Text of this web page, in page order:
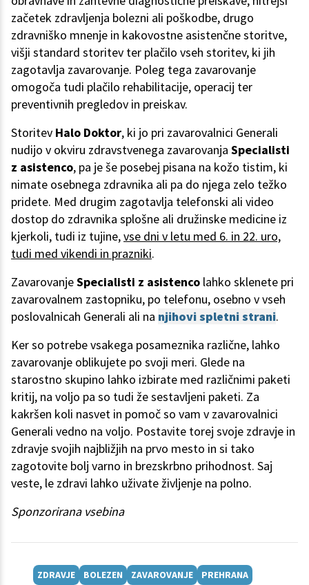
začetek zdravljenja bolezni ali poškodbe, drugo
zdravniško mnenje in kakovostne asistenčne storitve,
višji standard storitev ter plačilo vseh storitev, ki jih
zagotavlja zavarovanje. Poleg tega zavarovanje
omogoča tudi plačilo rehabilitacije, operacij ter
preventivnih pregledov in preiskav.
Storitev Halo Doktor, ki jo pri zavarovalnici Generali
nudijo v okviru zdravstvenega zavarovanja Specialisti
z asistenco, pa je še posebej pisana na kožo tistim, ki
nimate osebnega zdravnika ali pa do njega zelo težko
pridete. Med drugim zagotavlja telefonski ali video
dostop do zdravnika splošne ali družinske medicine iz
kjerkoli, tudi iz tujine,vse dni v letu med 6. in 22. uro,
tudi med vikendi in prazniki.
ZavarovanjeSpecialisti z asistenco lahko sklenete pri
zavarovalnem zastopniku, po telefonu, osebno v vseh
poslovalnicah Generali ali na njihovi spletni strani.
Ker so potrebe vsakega posameznika različne, lahko
zavarovanje oblikujete po svoji meri. Glede na
starostno skupino lahko izbirate med različnimi paketi
kritij, na voljo pa so tudi že sestavljeni paketi. Za
kakršen koli nasvet in pomoč so vam v zavarovalnici
Generali vedno na voljo. Postavite torej svoje zdravje in
zdravje svojih najbližjih na prvo mesto in si tako
zagotovite bolj varno in brezskrbno prihodnost. Saj
veste, le zdravi lahko uživate življenje na polno.
Sponzorirana vsebina
ZDRAVJE BOLEZEN ZAVAROVANJE
PREHRANA